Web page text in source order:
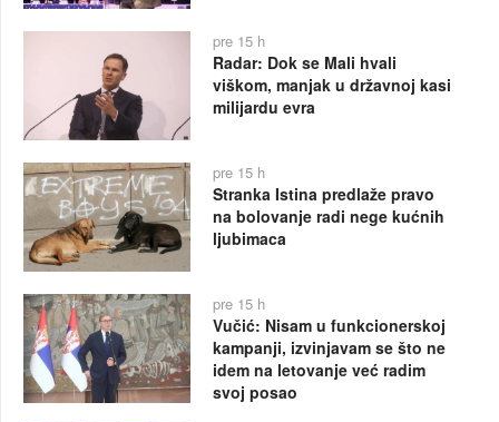
pre 15 h
Radar: Dok se Mali hvali
viškom, manjak u državnoj kasi
milijardu evra
pre 15 h
Stranka Istina predlaže pravo
na bolovanje radi nege kućnih
ljubimaca
pre 15 h
Vučić: Nisam u funkcionerskoj
kampanji, izvinjavam se što ne
idem na letovanje već radim
svoj posao